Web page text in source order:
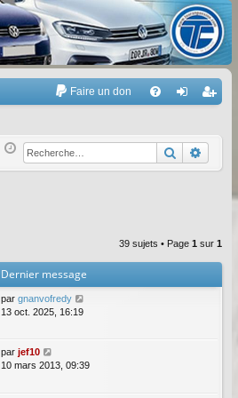
Faire un don
Q ne
xi
nr
eg
r
Rechercher
39 sujets • Page 1 sur 1
Dernier message
par gnanvofredy
13 oct. 2025, 16:19
par jef10
10 mars 2013, 09:39